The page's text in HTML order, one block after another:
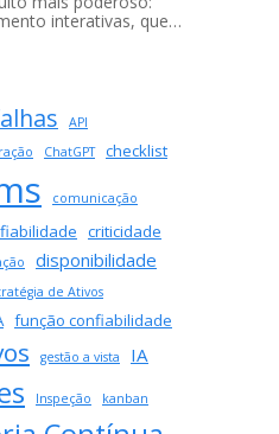
interativas, que…
API
ChatGPT checklist
comunicação
criticidade
disponibilidade
de Ativos
função confiabilidade
gestão a vista IA
Inspeção kanban